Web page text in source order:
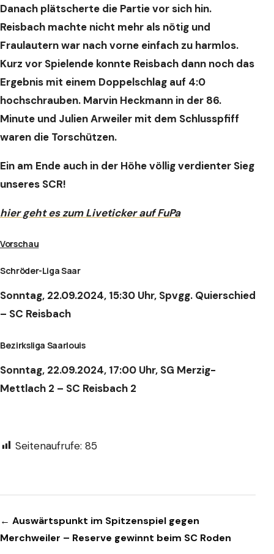
Danach plätscherte die Partie vor sich hin.
Reisbach machte nicht mehr als nötig und
Fraulautern war nach vorne einfach zu harmlos.
Kurz vor Spielende konnte Reisbach dann noch das
Ergebnis mit einem Doppelschlag auf 4:0
hochschrauben. Marvin Heckmann in der 86.
Minute und Julien Arweiler mit dem Schlusspfiff
waren die Torschützen.
Ein am Ende auch in der Höhe völlig verdienter Sieg
unseres SCR!
hier geht es zum Liveticker auf FuPa
Vorschau
Schröder-Liga Saar
Sonntag, 22.09.2024, 15:30 Uhr, Spvgg. Quierschied
– SC Reisbach
Bezirksliga Saarlouis
Sonntag, 22.09.2024, 17:00 Uhr, SG Merzig-
Mettlach 2 – SC Reisbach 2
Seitenaufrufe: 85
Beitragsnavigation
← Auswärtspunkt im Spitzenspiel gegen
Merchweiler – Reserve gewinnt beim SC Roden